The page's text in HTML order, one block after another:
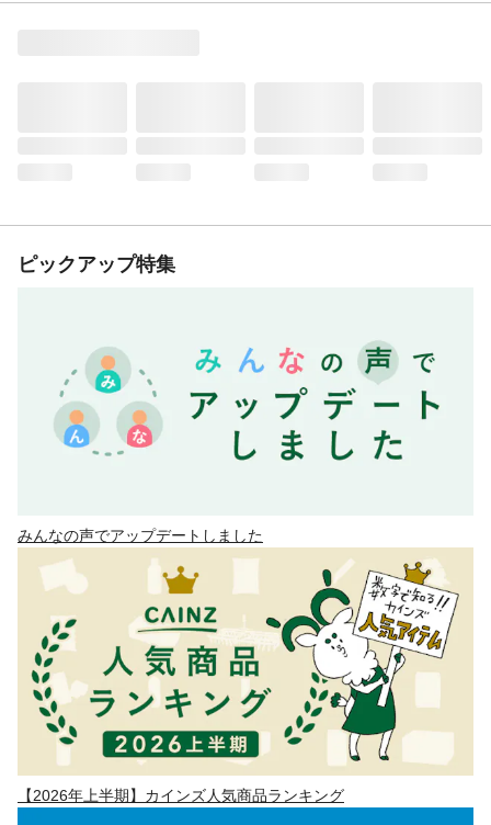
ピックアップ特集
みんなの声でアップデートしました
【2026年上半期】カインズ人気商品ランキング